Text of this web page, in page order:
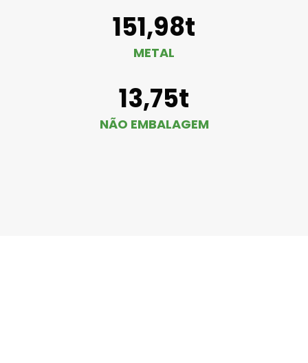
151,98t
METAL
13,75t
NÃO EMBALAGEM